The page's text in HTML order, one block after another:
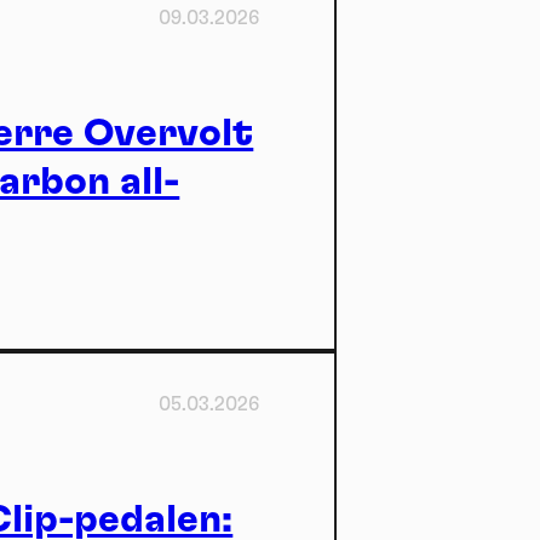
Overvolt
all-
09.03.2026
pedalen:
05.03.2026